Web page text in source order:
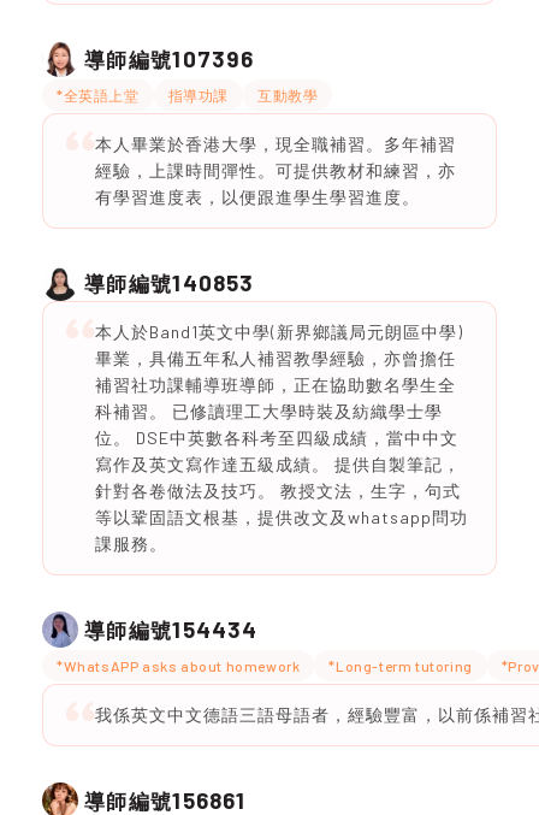
導師編號107396
*全英語上堂 指導功課 互動教學
本人畢業於香港大學，現全職補習。多年補習
經驗，上課時間彈性。可提供教材和練習，亦
有學習進度表，以便跟進學生學習進度。
導師編號140853
本人於Band1英文中學(新界鄉議局元朗區中學)
畢業，具備五年私人補習教學經驗，亦曾擔任
補習社功課輔導班導師，正在協助數名學生全
科補習。 已修讀理工大學時裝及紡織學士學
位。 DSE中英數各科考至四級成績，當中中文
寫作及英文寫作達五級成績。 提供自製筆記，
針對各卷做法及技巧。 教授文法，生字，句式
等以鞏固語文根基，提供改文及whatsapp問功
課服務。
導師編號154434
*WhatsAPP asks about homework *Long-term tutoring
我係英文中文德語三語母語者，經驗豐富，以前係補習
導師編號156861